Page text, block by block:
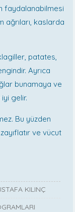
faydalanabilmesi
ağrıları, kaslarda
patates,
Ayrıca
bunamaya ve
gelir.
Bu yüzden
ve vücut
KILINÇ